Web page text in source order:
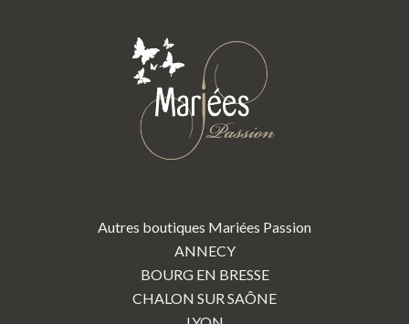
Autres boutiques Mariées Passion
ANNECY
BOURG EN BRESSE
CHALON SUR SAÔNE